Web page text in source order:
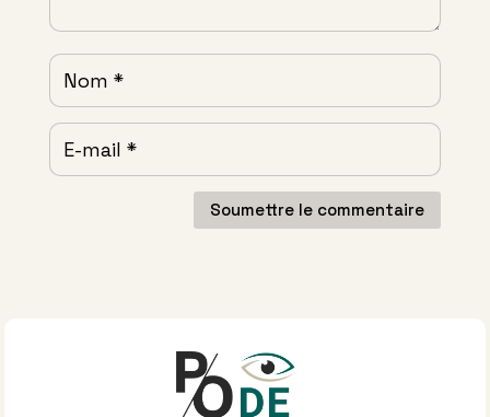
Soumettre le commentaire